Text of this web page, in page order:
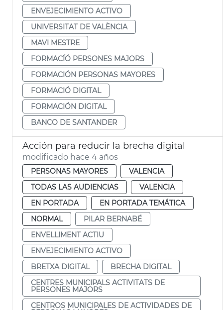
ENVEJECIMIENTO ACTIVO
UNIVERSITAT DE VALÈNCIA
MAVI MESTRE
FORMACÍÓ PERSONES MAJORS
FORMACIÓN PERSONAS MAYORES
FORMACIÓ DIGITAL
FORMACIÓN DIGITAL
BANCO DE SANTANDER
Acción para reducir la brecha digital
modificado hace 4 años
PERSONAS MAYORES
VALENCIA
TODAS LAS AUDIENCIAS
VALENCIA
EN PORTADA
EN PORTADA TEMÁTICA
NORMAL
PILAR BERNABÉ
ENVELLIMENT ACTIU
ENVEJECIMIENTO ACTIVO
BRETXA DIGITAL
BRECHA DIGITAL
CENTRES MUNICIPALS ACTIVITATS DE
PERSONES MAJORS
CENTROS MUNICIPALES DE ACTIVIDADES DE